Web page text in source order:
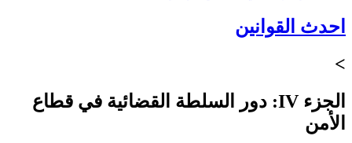
احدث القوانين
>
الجزء IV: دور السلطة القضائية في قطاع
الأمن